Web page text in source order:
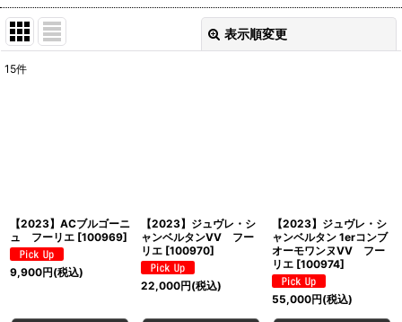
表示順変更
15件
【2023】ACブルゴーニ
ュ フーリエ [100969]
9,900円(税込)
【2023】ジュヴレ・シ
ャンベルタンVV フー
リエ [100970]
22,000円(税込)
【2023】ジュヴレ・シ
ャンベルタン 1erコンブ
オーモワンヌVV フー
リエ [100974]
55,000円(税込)